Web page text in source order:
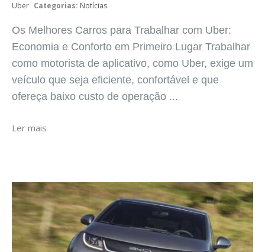
Uber Categorias: Notícias
Os Melhores Carros para Trabalhar com Uber:
Economia e Conforto em Primeiro Lugar Trabalhar
como motorista de aplicativo, como Uber, exige um
veículo que seja eficiente, confortável e que
ofereça baixo custo de operação ...
Ler mais